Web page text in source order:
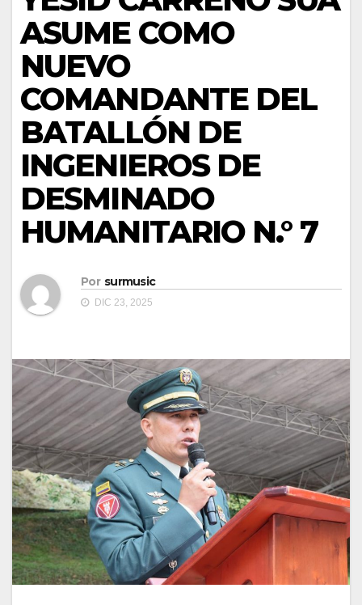
ASUME COMO
NUEVO
COMANDANTE DEL
BATALLÓN DE
INGENIEROS DE
DESMINADO
HUMANITARIO N.° 7
Por surmusic
DIC 23, 2025